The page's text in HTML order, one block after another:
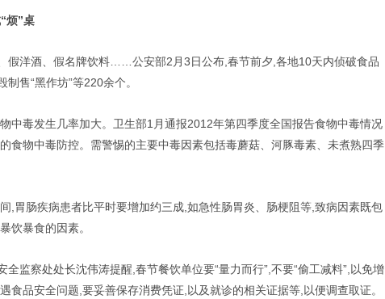
烦”桌
假洋酒、假名牌饮料……公安部2月3日公布,春节前夕,各地10天内侦破食品
售“黑作坊”等220余个。
中毒发生几率加大。卫生部1月通报2012年第四季度全国报告食物中毒情况
食物中毒防控。需警惕的主要中毒因素包括毒蘑菇、河豚毒素、未煮熟四季
,胃肠疾病患者比平时要增加约三成,如急性肠胃炎、肠梗阻等,致病因素既包
饮暴食的因素。
全监察处处长沈伟涛提醒,春节餐饮单位要“量力而行”,不要“偷工减料”,以免增
食品安全问题,要妥善保存消费凭证,以及就诊的相关证据等,以便调查取证。